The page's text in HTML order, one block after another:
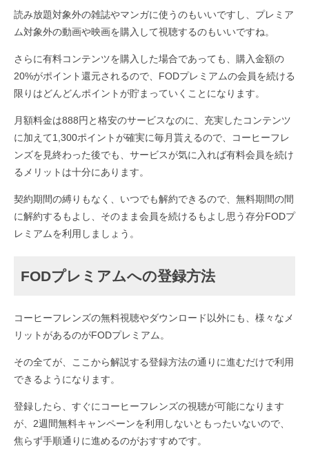
読み放題対象外の雑誌やマンガに使うのもいいですし、プレミア
ム対象外の動画や映画を購入して視聴するのもいいですね。
さらに有料コンテンツを購入した場合であっても、購入金額の
20%がポイント還元されるので、FODプレミアムの会員を続ける
限りはどんどんポイントが貯まっていくことになります。
月額料金は888円と格安のサービスなのに、充実したコンテンツ
に加えて1,300ポイントが確実に毎月貰えるので、コーヒーフレ
ンズを見終わった後でも、サービスが気に入れば有料会員を続け
るメリットは十分にあります。
契約期間の縛りもなく、いつでも解約できるので、無料期間の間
に解約するもよし、そのまま会員を続けるもよし思う存分FODプ
レミアムを利用しましょう。
FODプレミアムへの登録方法
コーヒーフレンズの無料視聴やダウンロード以外にも、様々なメ
リットがあるのがFODプレミアム。
その全てが、ここから解説する登録方法の通りに進むだけで利用
できるようになります。
登録したら、すぐにコーヒーフレンズの視聴が可能になります
が、2週間無料キャンペーンを利用しないともったいないので、
焦らず手順通りに進めるのがおすすめです。